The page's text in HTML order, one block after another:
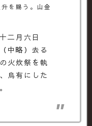
を賜う。山金
二月六日
中略）去る
火炊祭を執
烏有にした